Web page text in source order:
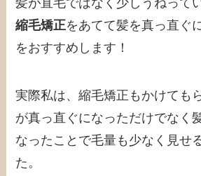
髪が直毛ではなく少しうねって
縮毛矯正をあてて髪を真っ直ぐ
をおすすめします！
実際私は、縮毛矯正もかけても
が真っ直ぐになっただけでなく
なったことで毛量も少なく見せ
た。